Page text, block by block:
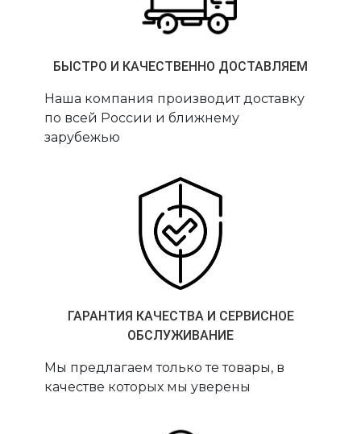
БЫСТРО И КАЧЕСТВЕННО ДОСТАВЛЯЕМ
Наша компания производит доставку
по всей России и ближнему
зарубежью
ГАРАНТИЯ КАЧЕСТВА И СЕРВИСНОЕ
ОБСЛУЖИВАНИЕ
Мы предлагаем только те товары, в
качестве которых мы уверены